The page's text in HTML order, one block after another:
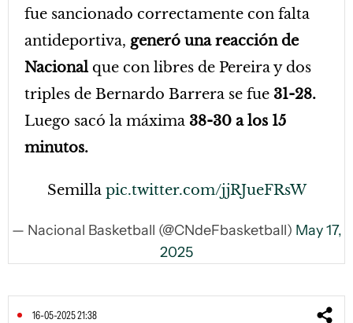
fue sancionado correctamente con falta
antideportiva, generó una reacción de
Nacionalque con libres de Pereira y dos
triples de Bernardo Barrera se fue 31-28.
Luego sacó la máxima 38-30 a los 15
minutos.
Semilla pic.twitter.com/jjRJueFRsW
— Nacional Basketball (@CNdeFbasketball) May 17,
2025
16-05-2025 21:38